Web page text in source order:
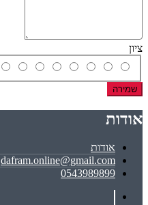
ציון
שמירה
אודות
אודות
dafram.online@gmail.com
0543989899